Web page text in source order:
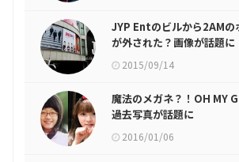
JYP Entのビルから2AMの
が外された？画像が話題に
2015/09/14
魔法のメガネ？！OH MY
過去写真が話題に
2016/01/06